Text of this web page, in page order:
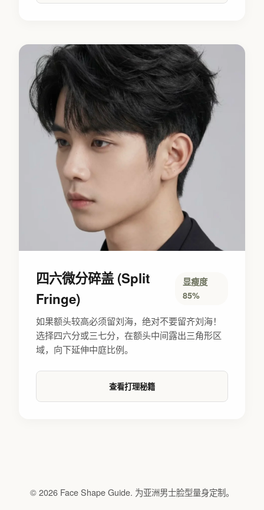
四六微分碎盖 (Split
Fringe)
显瘦度
85%
如果额头较高必须留刘海，绝对不要留齐刘海！
选择四六分或三七分，在额头中间露出三角形区
域，向下延伸中庭比例。
查看打理秘籍
© 2026 Face Shape Guide. 为亚洲男士脸型量身定制。